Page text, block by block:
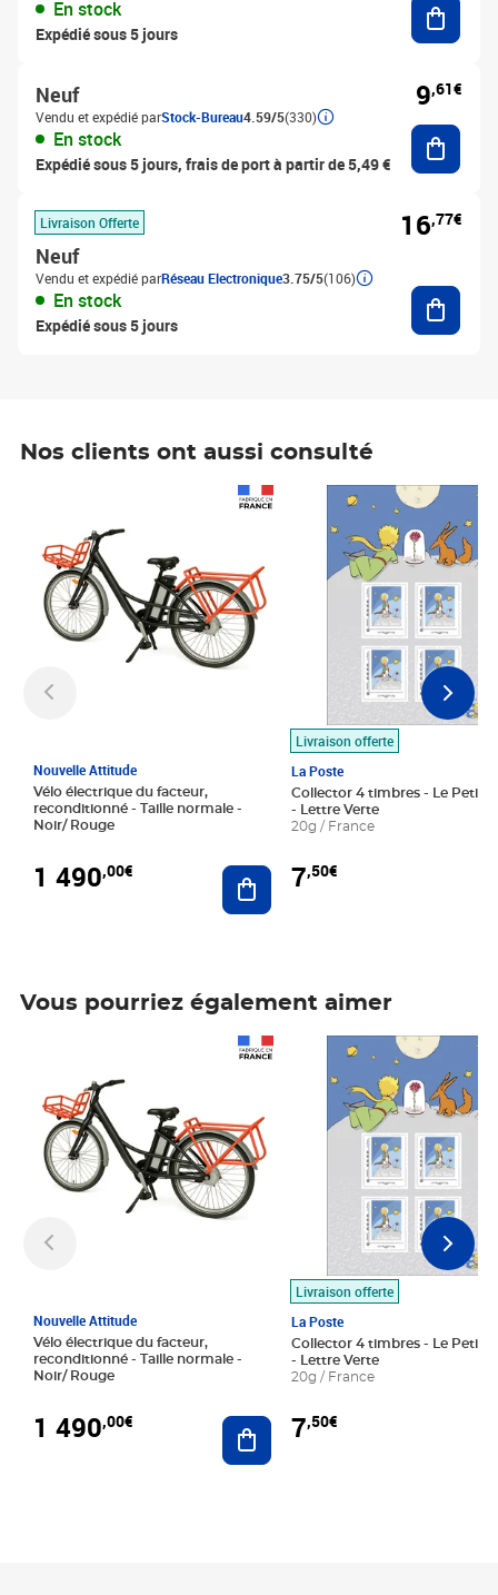
En stock
Expédié sous 5 jours
Neuf
Vendu et expédié parStock-Bureau4.59/5(330)
En stock
Expédié sous 5 jours, frais de port à partir de 5,49 €
9,61€
Livraison Offerte
Neuf
Vendu et expédié parRéseau Electronique3.75/5(106)
En stock
Expédié sous 5 jours
16,77€
Nos clients ont aussi consulté
Nouvelle Attitude
Vélo électrique du facteur,
reconditionné - Taille normale -
Noir/ Rouge
1 490,00€ Ajouter au panier
Livraison offerte
La Poste
Collector 4 timbres - Le Petit
- Lettre Verte
20g / France
7,50€
Prix 7,50€
Vous pourriez également aimer
Nouvelle Attitude
Vélo électrique du facteur,
reconditionné - Taille normale -
Noir/ Rouge
1 490,00€ Ajouter au panier
Livraison offerte
La Poste
Collector 4 timbres - Le Petit
- Lettre Verte
20g / France
7,50€
Prix 7,50€